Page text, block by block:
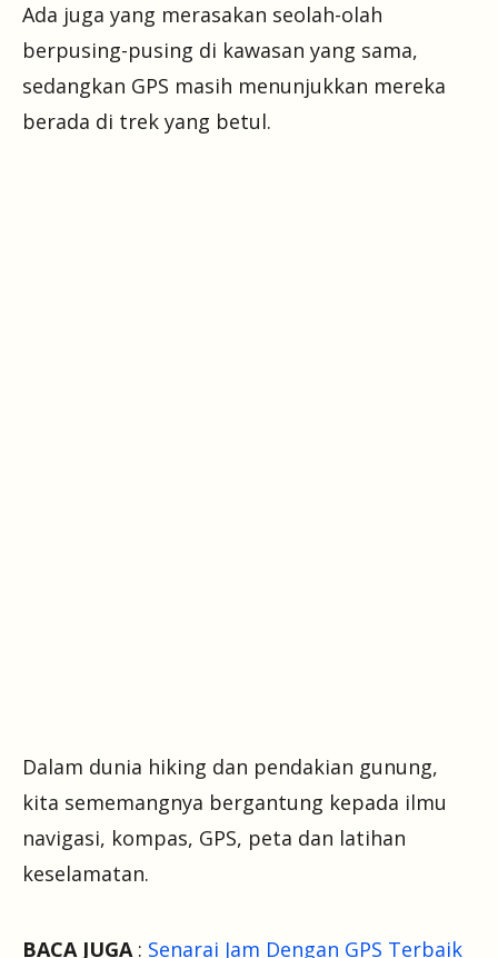
Ada juga yang merasakan seolah-olah
berpusing-pusing di kawasan yang sama,
sedangkan GPS masih menunjukkan mereka
berada di trek yang betul.
Dalam dunia hiking dan pendakian gunung,
kita sememangnya bergantung kepada ilmu
navigasi, kompas, GPS, peta dan latihan
keselamatan.
BACA JUGA: Senarai Jam Dengan GPS Terbaik